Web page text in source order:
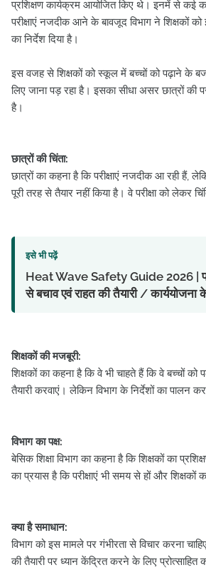
प्रशिक्षण कार्यक्रम आयोजित किए थे। इनमें से कई
परीक्षाएं नजदीक आने के बावजूद विभाग ने शिक्षकों
का निर्देश दिया है।
इस वजह से शिक्षकों को स्कूल में बच्चों को पढ़ाने के
लिए जाना पड़ रहा है। इसका सीधा असर छात्रों की
है।
छात्रों की चिंता:
छात्रों का कहना है कि परीक्षाएं नजदीक आ रही हैं,
पूरी तरह से तैयार नहीं किया है। वे परीक्षा को लेकर
इसे भी पढ़ें
Heat Wave Safety Guide 2026 |
से बचाव एवं राहत की तैयारी /
शिक्षकों की मजबूरी:
शिक्षकों का कहना है कि वे भी चाहते हैं कि वे बच्चों को
तैयारी करवाएं। लेकिन विभाग के निर्देशों का पालन
विभाग का पक्ष:
बेसिक शिक्षा विभाग का कहना है कि शिक्षकों का
का प्रयास है कि परीक्षाएं भी समय से हों और शिक्षकों
क्या है समाधान:
विभाग को इस मामले पर गंभीरता से विचार करना
की तैयारी पर ध्यान केंद्रित करने के लिए प्रोत्साहित